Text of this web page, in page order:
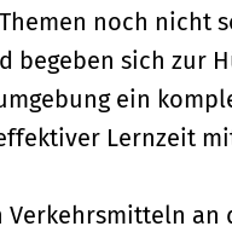
noch nicht
begeben sich zur
ein
Lernzeit
an